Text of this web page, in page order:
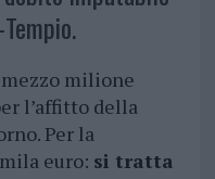
milione
l’affitto della
Per la
euro: si tratta